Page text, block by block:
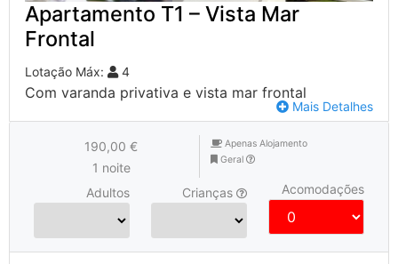
Apartamento T1 – Vista Mar
Frontal
Lotação Máx: 4
Com varanda privativa e vista mar frontal
Mais Detalhes
190,00 €
1 noite
Apenas Alojamento
Geral
Adultos Crianças Acomodações